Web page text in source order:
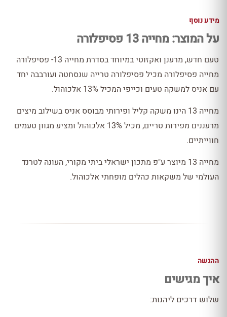
מידע נוסף
על המוצר: מחייה 13 פסיפלורה
טעם חדש, מרענן ואקזוטי במיוחד בסדרת מחייה 13- פסיפלורה
מחייה פסיפלורה מכיל פסיפלורה טרייה שנסחטה ועורבבה יחד
עם אניס למשקה טעים וכייפי המכיל 13% אלכוהול.
מחייה 13 הינו משקה קליל ופירותי מבוסס אניס בשילוב מיצים
מרעננים מפירות טריים, מכיל 13% אלכוהול ומציע מגוון טעמים
חווייתיים.
מחייה 13 מיוצר ע"פ מתכון ישראלי ביתי מקורי, העונה לטרנד
העולמי של משקאות כהלים מופחתי אלכוהול.
ההגשה
איך מגישים
שלוש דרכים ליהנות: